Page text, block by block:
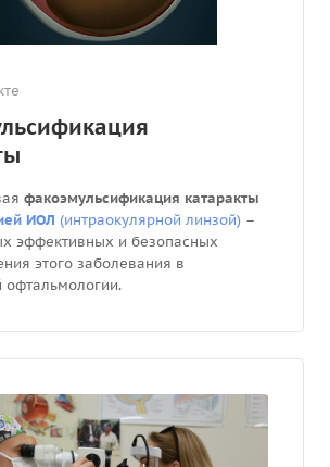
факоэмульсификация катаракты
ИОЛ (интраокулярной линзой) –
эффективных и безопасных
этого заболевания в